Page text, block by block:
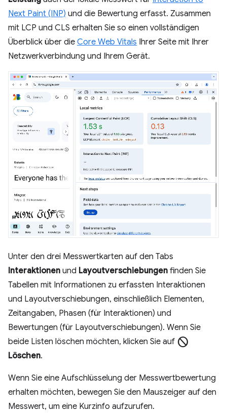
Next Paint (INP) und die Bewertung erfasst. Zusammen
mit LCP und CLS erhalten Sie so einen vollständigen
Überblick über die Core Web Vitals Ihrer Seite mit Ihrer
Netzwerkverbindung und Ihrem Gerät.
Unter den drei Messwertkarten auf den Tabs
Interaktionen und Layoutverschiebungen finden Sie
Tabellen mit Informationen zu erfassten Interaktionen
und Layoutverschiebungen, einschließlich Elementen,
Zeitangaben, Phasen (für Interaktionen) und
Bewertungen (für Layoutverschiebungen). Wenn Sie
beide Listen löschen möchten, klicken Sie auf block
Löschen.
Wenn Sie eine Aufschlüsselung der Messwertbewertung
erhalten möchten, bewegen Sie den Mauszeiger auf den
Messwert, um eine Kurzinfo aufzurufen.